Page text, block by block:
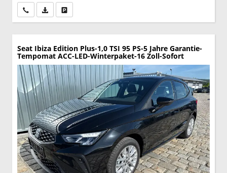
Wir rufen Sie anPDF-Datei, Fahrzeugexposé drucken
Seat Ibiza Edition Plus-1,0 TSI 95 PS-5 Jahre Garantie-
Tempomat ACC-LED-Winterpaket-16 Zoll-Sofort